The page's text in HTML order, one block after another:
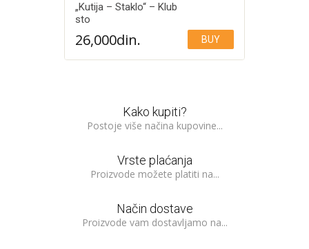
„Kutija – Staklo“ – Klub
sto
26,000din. BUY
Kako kupiti?
Postoje više načina kupovine...
Vrste plaćanja
Proizvode možete platiti na...
Način dostave
Proizvode vam dostavljamo na...